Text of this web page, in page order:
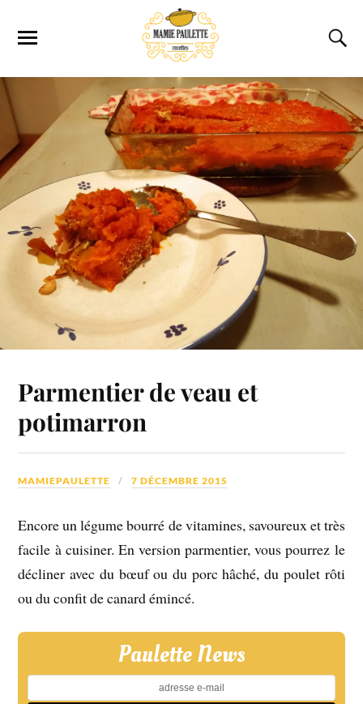
Parmentier de veau et
potimarron
MAMIEPAULETTE 7 DÉCEMBRE 2015
Encore un légume bourré de vitamines, savoureux et très
facile à cuisiner. En version parmentier, vous pourrez le
décliner avec du bœuf ou du porc hâché, du poulet rôti
ou du confit de canard émincé.
Paulette News